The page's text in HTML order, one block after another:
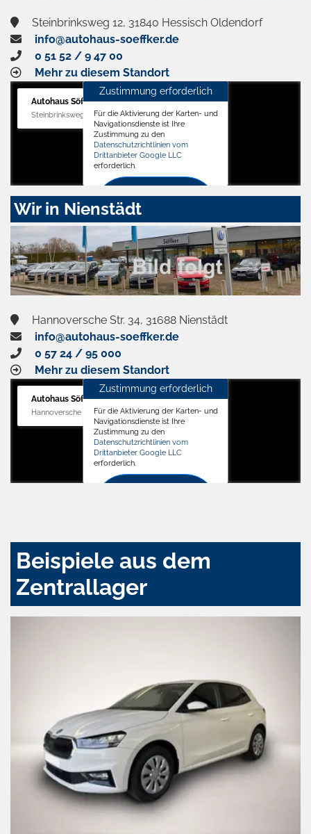
Steinbrinksweg 12, 31840 Hessisch Oldendorf
info@autohaus-soeffker.de
0 51 52 / 9 47 00
Mehr zu diesem Standort
Autohaus Söffker GmbH
Steinbrinksweg 12, 31840 Hessisch Oldendorf
Zustimmung erforderlich
Für die Aktivierung der Karten- und
Navigationsdienste ist Ihre
Zustimmung zu den
Datenschutzrichtlinien vom
Drittanbieter Google LLC
erforderlich.
Zustimmen
aktivieren
Wir in Nienstädt
Hannoversche Str. 34, 31688 Nienstädt
info@autohaus-soeffker.de
0 57 24 / 95 000
Mehr zu diesem Standort
Autohaus Söffker GmbH
Hannoversche Str. 34, 31688 Nienstädt
Zustimmung erforderlich
Für die Aktivierung der Karten- und
Navigationsdienste ist Ihre
Zustimmung zu den
Datenschutzrichtlinien vom
Drittanbieter Google LLC
erforderlich.
Beispiele aus dem
Zentrallager